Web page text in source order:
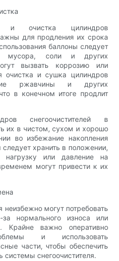
и очистка цилиндров
для продления их срока
баллоны следует
мусора, соли и других
вызвать коррозию или
очистка и сушка цилиндров
ржавчины и других
в конечном итоге продлит
снегоочистителей в
их в чистом, сухом и хорошо
во избежание накопления
хранить в положении,
или давление на
могут привести к их
неизбежно могут потребовать
нормального износа или
Крайне важно оперативно
и использовать
части, чтобы обеспечить
системы снегоочистителя.